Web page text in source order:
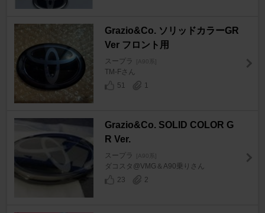
Grazio&Co. ソリッドカラーGR
Ver フロント用
スープラ [A90系]
TM-Fさん
51
1
Grazio&Co. SOLID COLOR G
R Ver.
スープラ [A90系]
ダコスタ@VMG＆A90乗りさん
23
2